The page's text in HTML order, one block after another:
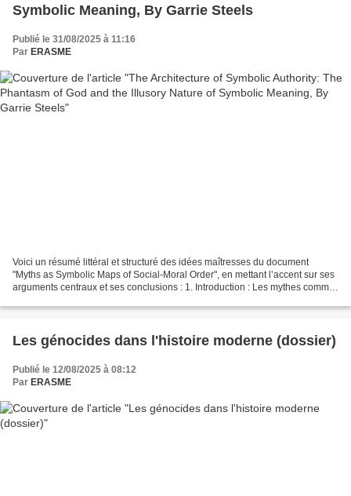
Symbolic Meaning, By Garrie Steels
Publié le 31/08/2025 à 11:16
Par ERASME
Voici un résumé littéral et structuré des idées maîtresses du document
"Myths as Symbolic Maps of Social-Moral Order", en mettant l’accent sur ses
arguments centraux et ses conclusions : 1. Introduction : Les mythes comme
Les génocides dans l'histoire moderne (dossier)
Publié le 12/08/2025 à 08:12
Par ERASME